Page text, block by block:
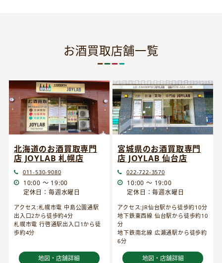
お酒買取店舗一覧
北海道のお酒買取専門
店 JOYLAB 札幌店
011-530-9080
10:00 ～ 19:00
定休日：毎週水曜日
アクセス:札幌市電 中島公園通駅
出入口2から徒歩約4分
札幌市電 行啓通駅出入口1から徒
歩約4分
地図・店舗詳細
宮城県のお酒買取専門
店 JOYLAB 仙台店
022-722-3570
10:00 ～ 19:00
定休日：毎週水曜日
アクセス:JR仙台駅から徒歩約10分
地下鉄東西線 仙台駅から徒歩約10
分
地下鉄南北線 広瀬通駅から徒歩約
6分
地図・店舗詳細